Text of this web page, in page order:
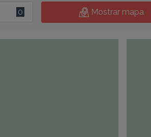
0 Mostrar mapa